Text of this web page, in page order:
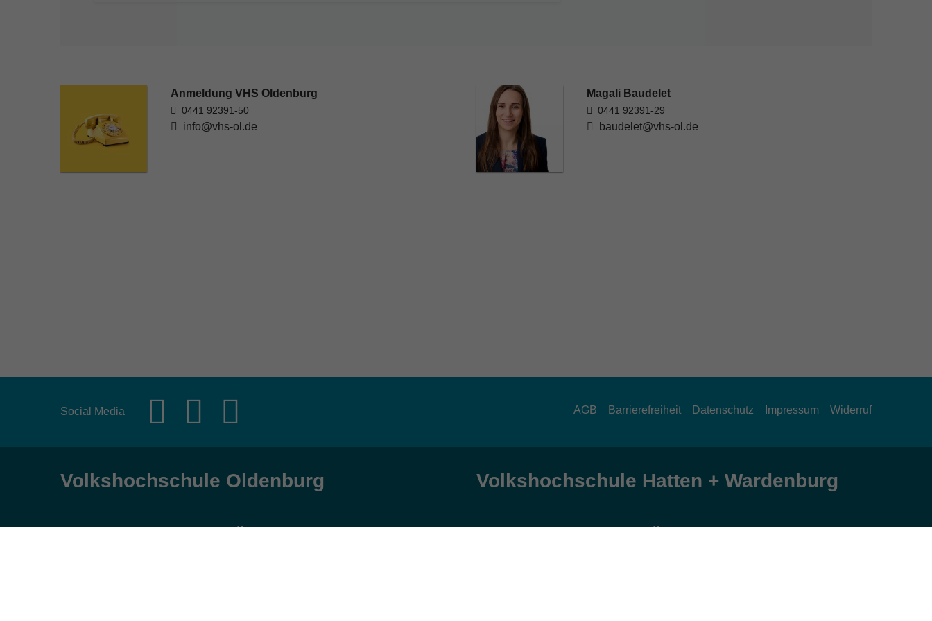
Anmeldung VHS Oldenburg
0441 92391-50
info@vhs-ol.de
Magali Baudelet
0441 92391-29
baudelet@vhs-ol.de
Social Media AGB Barrierefreiheit Datenschutz Impressum Widerruf
Volkshochschule Oldenburg Volkshochschule Hatten + Wardenburg